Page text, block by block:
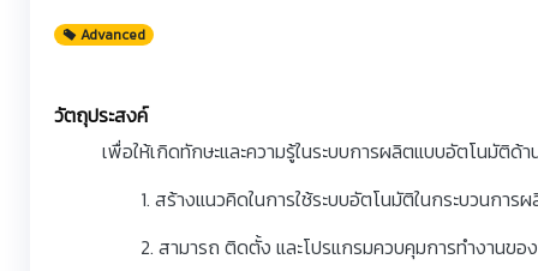
Advanced
วัตถุประสงค์
เพื่อให้เกิดทักษะและความรู้ในระบบการผลิตแบบอัตโนมัติด้
1. สร้างแนวคิดในการใช้ระบบอัตโนมัติในกระบวนการ
2. สามารถ ติดตั้ง และโปรแกรมควบคุมการทำงานขอ